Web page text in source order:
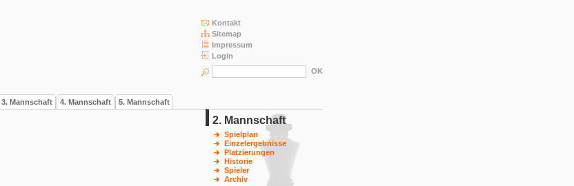
Kontakt
Sitemap
Impressum
Login
3. Mannschaft 4. Mannschaft 5. Mannschaft
2. Mannschaft
Spielplan
Einzelergebnisse
Platzierungen
Historie
Spieler
Archiv